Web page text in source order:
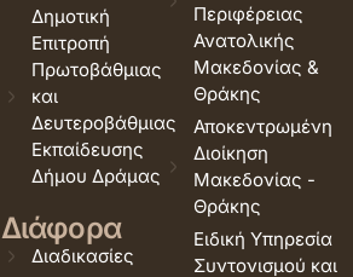
Δημοτική
Επιτροπή
Πρωτοβάθμιας
και
Δευτεροβάθμιας
Εκπαίδευσης
Δήμου Δράμας
Διάφορα
Διαδικασίες
Περιφέρειας
Ανατολικής
Μακεδονίας &
Θράκης
Αποκεντρωμένη
Διοίκηση
Μακεδονίας -
Θράκης
Ειδική Υπηρεσία
Συντονισμού και